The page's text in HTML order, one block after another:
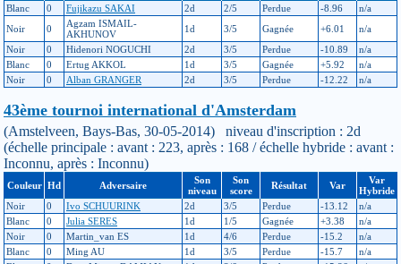
Blanc
0 Fujikazu SAKAI 2d 2/5 Perdue -8.96
n/a
Noir
0
Agzam ISMAIL-
AKHUNOV
1d 3/5 Gagnée +6.01
n/a
Noir
0 Hidenori NOGUCHI 2d 3/5 Perdue -10.89
n/a
Blanc
0 Ertug AKKOL 1d 3/5 Gagnée +5.92
n/a
Noir
0 Alban GRANGER 2d 3/5 Perdue -12.22 n/a
43ème tournoi international d'Amsterdam
(Amstelveen, Bays-Bas, 30-05-2014) niveau d'inscription : 2d
(échelle principale : avant : 223, après : 168 / échelle hybride : avant :
Inconnu, après : Inconnu)
Couleur Hd Adversaire
Son
niveau
Son
score
Résultat Var
Var
Hybride
Noir
0 Ivo SCHUURINK 2d 3/5 Perdue -13.12
n/a
Blanc
0 Julia SERES 1d 1/5 Gagnée +3.38
n/a
Noir
0 Martin_van ES 1d 4/6 Perdue -15.2
n/a
Blanc
0 Ming AU 1d 3/5 Perdue -15.7
n/a